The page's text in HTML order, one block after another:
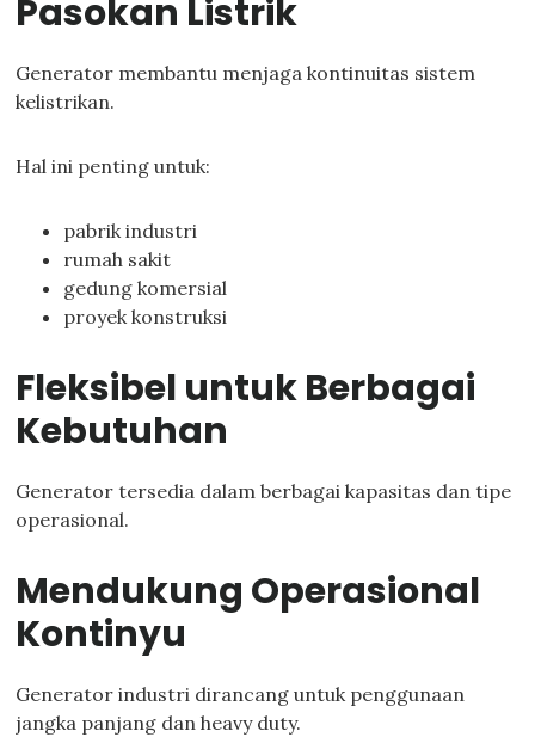
Pasokan Listrik
Generator membantu menjaga kontinuitas sistem
kelistrikan.
Hal ini penting untuk:
pabrik industri
rumah sakit
gedung komersial
proyek konstruksi
Fleksibel untuk Berbagai
Kebutuhan
Generator tersedia dalam berbagai kapasitas dan tipe
operasional.
Mendukung Operasional
Kontinyu
Generator industri dirancang untuk penggunaan
jangka panjang dan heavy duty.